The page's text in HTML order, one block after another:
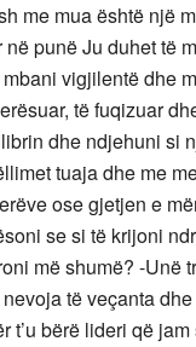
me mua është
punë Ju duhet të
vigjilentë dhe
të fuqizuar
dhe ndjehuni si
tuaja dhe me
ose gjetjen e
se si të krijoni
më shumë? -
të veçanta
t’u bërë lideri që